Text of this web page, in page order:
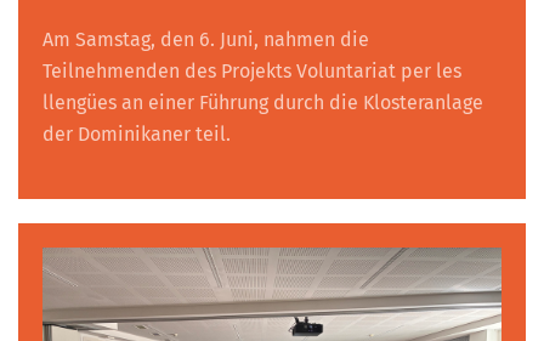
Am Samstag, den 6. Juni, nahmen die
Teilnehmenden des Projekts Voluntariat per les
llengües an einer Führung durch die Klosteranlage
der Dominikaner teil.